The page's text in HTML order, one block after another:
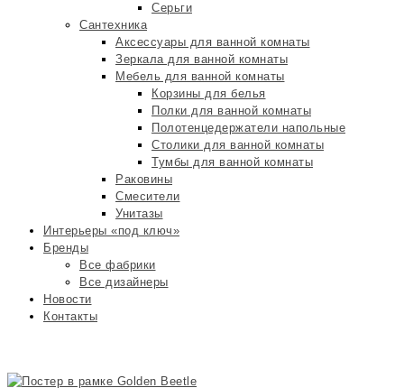
Серьги
Сантехника
Аксессуары для ванной комнаты
Зеркала для ванной комнаты
Мебель для ванной комнаты
Корзины для белья
Полки для ванной комнаты
Полотенцедержатели напольные
Столики для ванной комнаты
Тумбы для ванной комнаты
Раковины
Смесители
Унитазы
Интерьеры «под ключ»
Бренды
Все фабрики
Все дизайнеры
Новости
Контакты